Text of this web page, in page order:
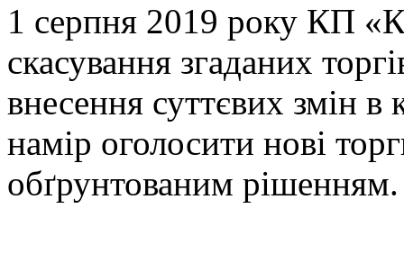
1 серпня 2019 року КП
скасування згаданих
внесення суттєвих змін в
намір оголосити нові
обґрунтованим рішенням.